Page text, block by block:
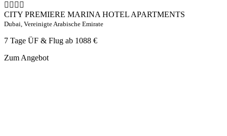
CITY PREMIERE MARINA HOTEL APARTMENTS
Dubai, Vereinigte Arabische Emirate
7 Tage ÜF & Flug ab 1088 €
Zum Angebot